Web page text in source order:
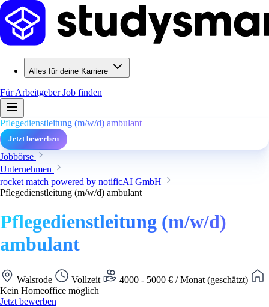
Alles für deine Karriere
Für ArbeitgeberJob finden
Pflegedienstleitung (m/w/d) ambulant
Jetzt bewerben
Jobbörse
Unternehmen
rocket match powered by notificAI GmbH
Pflegedienstleitung (m/w/d) ambulant
Pflegedienstleitung (m/w/d)
ambulant
Walsrode Vollzeit
4000 - 5000 € / Monat (geschätzt)
Kein Homeoffice möglich
Jetzt bewerben